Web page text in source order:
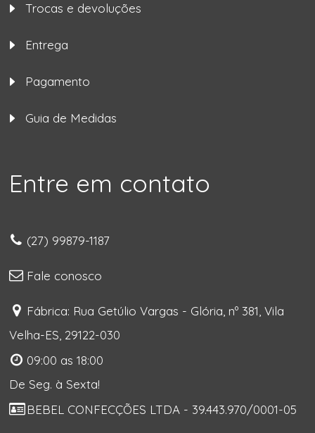
Trocas e devoluções
Entrega
Pagamento
Guia de Medidas
Entre em contato
(27) 99879-1187
Fale conosco
Fábrica: Rua Getúlio Vargas - Glória, nº 381, Vila
Velha-ES, 29122-030
09:00 as 18:00
De Seg. à Sexta!
BEBEL CONFECÇÕES LTDA - 39.443.970/0001-05